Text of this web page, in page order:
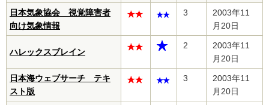
日本気象協会 視覚障害者
向け気象情報
3
2003年11
月20日
ハレックスブレイン
2
2003年11
月20日
日本海ウェブサーチ テキ
スト版
3
2003年11
月20日